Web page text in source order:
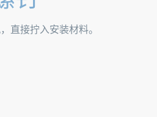
直接拧入安装材料。